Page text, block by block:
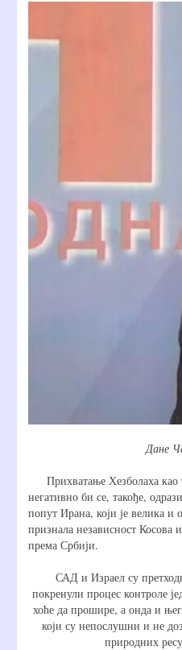
Дане
Прихватање Хезболаха као
негативно би се, такође,
попут Ирана, који је велика и
признала независност Косова
према Србији.
САД и Израел су
покренули процес контроле
хоће да прошире, а онда и
који су непослушни и не
природних